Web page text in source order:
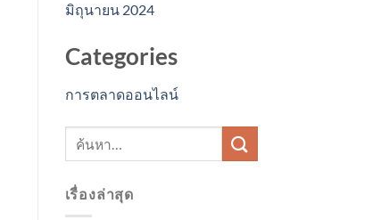
มิถุนายน 2024
Categories
การตลาดออนไลน์
เรื่องล่าสุด